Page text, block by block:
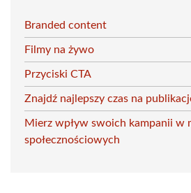
Branded content
Filmy na żywo
Przyciski CTA
Znajdź najlepszy czas na
Mierz wpływ swoich kampanii w
społecznościowych